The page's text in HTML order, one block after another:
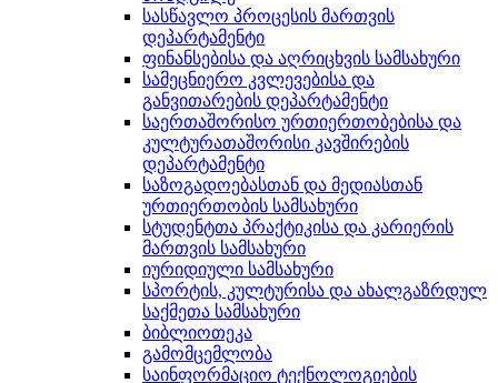
სასწავლო პროცესის მართვის
დეპარტამენტი
ფინანსებისა და აღრიცხვის სამსახური
სამეცნიერო კვლევებისა და
განვითარების დეპარტამენტი
საერთაშორისო ურთიერთობებისა და
კულტურათაშორისი კავშირების
დეპარტამენტი
საზოგადოებასთან და მედიასთან
ურთიერთობის სამსახური
სტუდენტთა პრაქტიკისა და კარიერის
მართვის სამსახური
იურიდიული სამსახური
სპორტის, კულტურისა და ახალგაზრდულ
საქმეთა სამსახური
ბიბლიოთეკა
გამომცემლობა
საინფორმაციო ტექნოლოგიების